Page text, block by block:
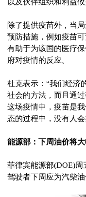
以及伙伴组织和利益
除了提供疫苗外，当
预防措施，例如疫苗
有助于为该国的医疗
府对疫情的反应。
杜克表示：“我们经济
社会的方法，而且通
这场疫情中，疫苗是
态的过程中，没有人会
能源部：下周油价将
菲律宾能源部(DOE)周
驾驶者下周应为汽柴